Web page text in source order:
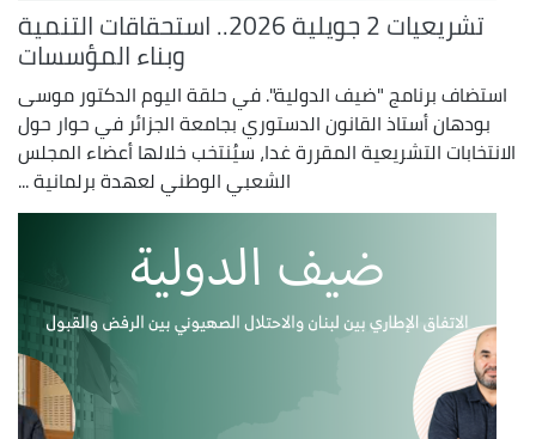
تشريعيات 2 جويلية 2026.. استحقاقات التنمية
وبناء المؤسسات
استضاف برنامج "ضيف الدولية". في حلقة اليوم الدكتور موسى
بودهان أستاذ القانون الدستوري بجامعة الجزائر في حوار حول
الانتخابات التشريعية المقررة غدا، سيُنتخب خلالها أعضاء المجلس
الشعبي الوطني لعهدة برلمانية ...